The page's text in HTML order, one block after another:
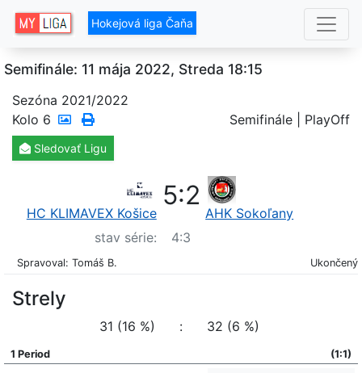
Hokejová liga Čaňa
Semifinále: 11 mája 2022, Streda 18:15
Sezóna 2021/2022
Kolo 6 Semifinále | PlayOff
Sledovať Ligu
HC KLIMAVEX Košice
5:2
AHK Sokoľany
stav série:
4:3
Spravoval: Tomáš B. Ukončený
Strely
31 (16 %) : 32 (6 %)
1 Period (1:1)